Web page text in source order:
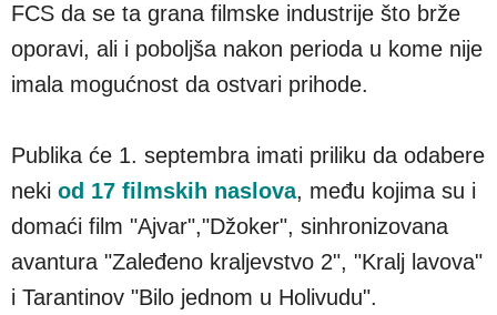
FCS da se ta grana filmske industrije što brže
oporavi, ali i poboljša nakon perioda u kome nije
imala mogućnost da ostvari prihode.
Publika će 1. septembra imati priliku da odabere
neki od 17 filmskih naslova, među kojima su i
domaći film "Ajvar","Džoker", sinhronizovana
avantura "Zaleđeno kraljevstvo 2", "Kralj lavova"
i Tarantinov "Bilo jednom u Holivudu".